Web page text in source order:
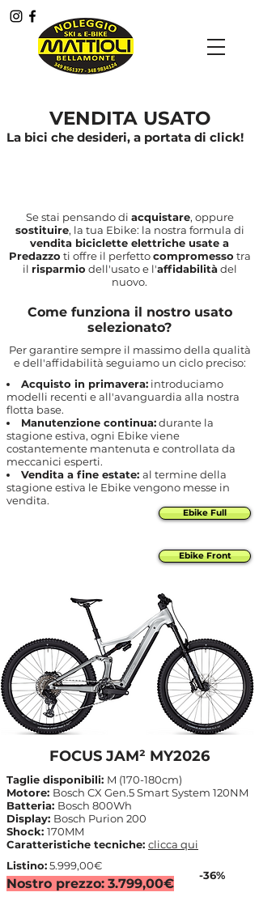
VENDITA USATO
La bici che desideri, a portata di click!
Se stai pensando di acquistare, oppure
sostituire, la tua Ebike: la nostra formula di
vendita biciclette elettriche usate a
Predazzo ti offre il perfettocompromesso tra
il risparmio dell'usato e l'affidabilitàdel
nuovo.
Come funziona il nostro usato
selezionato?
Per garantire sempre il massimo della qualità
e dell'affidabilità seguiamo un ciclo preciso:
Acquisto in primavera: introduciamo
modelli recenti e all'avanguardia alla nostra
flotta base.
Manutenzione continua:durante la
stagione estiva, ogni Ebike viene
costantemente mantenuta e controllata da
meccanici esperti.
Vendita a fine estate: al termine della
stagione estiva le Ebike vengono messe in
vendita.
Ebike Full
Ebike Front
FOCUS JAM² MY2026
Taglie disponibili: M (170-180cm)
Motore: Bosch CX Gen.5 Smart System 120NM
Batteria: Bosch 800Wh
Display: Bosch Purion 200
Shock: 170MM
Caratteristiche tecniche: clicca qui
Listino:5.999,00€
-36%
Nostro prezzo: 3.799,00€